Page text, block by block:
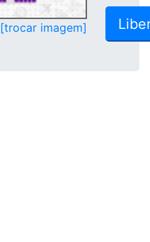
[trocar imagem]